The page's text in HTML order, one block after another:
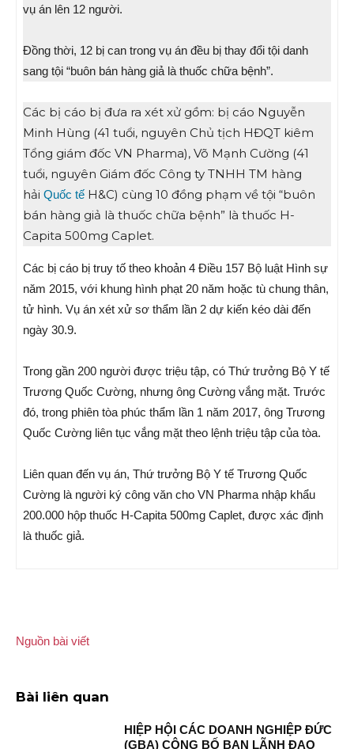
vụ án lên 12 người.
Đồng thời, 12 bị can trong vụ án đều bị thay đổi tội danh
sang tội “buôn bán hàng giả là thuốc chữa bệnh”.
Các bị cáo bị đưa ra xét xử gồm: bị cáo Nguyễn
Minh Hùng (41 tuổi, nguyên Chủ tịch HĐQT kiêm
Tổng giám đốc VN Pharma), Võ Mạnh Cường (41
tuổi, nguyên Giám đốc Công ty TNHH TM hàng
hải Quốc tế H&C) cùng 10 đồng phạm về tội “buôn
bán hàng giả là thuốc chữa bệnh” là thuốc H-
Capita 500mg Caplet.
Các bị cáo bị truy tố theo khoản 4 Điều 157 Bộ luật Hình sự
năm 2015, với khung hình phạt 20 năm hoặc tù chung thân,
tử hình. Vụ án xét xử sơ thẩm lần 2 dự kiến kéo dài đến
ngày 30.9.
Trong gần 200 người được triệu tập, có Thứ trưởng Bộ Y tế
Trương Quốc Cường, nhưng ông Cường vắng mặt. Trước
đó, trong phiên tòa phúc thẩm lần 1 năm 2017, ông Trương
Quốc Cường liên tục vắng mặt theo lệnh triệu tập của tòa.
Liên quan đến vụ án, Thứ trưởng Bộ Y tế Trương Quốc
Cường là người ký công văn cho VN Pharma nhập khẩu
200.000 hộp thuốc H-Capita 500mg Caplet, được xác định
là thuốc giả.
Nguồn bài viết
Bài liên quan
HIỆP HỘI CÁC DOANH NGHIỆP ĐỨC
(GBA) CÔNG BỐ BAN LÃNH ĐẠO